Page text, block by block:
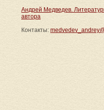
Андрей Медведев.
автора
Контакты: